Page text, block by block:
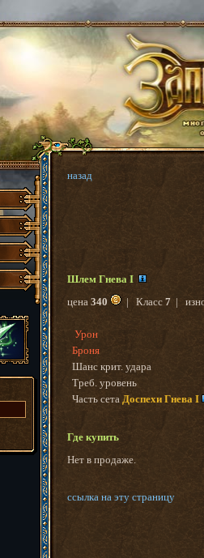
назад
Шлем Гнева I
цена 340 | Класс 7 |
Урон
Броня
Шанс крит. удара
Треб. уровень
Часть сета Доспехи Гнева I
Где купить
Нет в продаже.
ссылка на эту страницу